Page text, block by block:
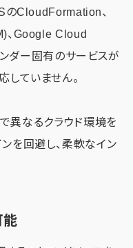
のCloudFormation、
Google Cloud
ダー固有のサービスが
していません。
異なるクラウド環境を
を回避し、柔軟なイン
能